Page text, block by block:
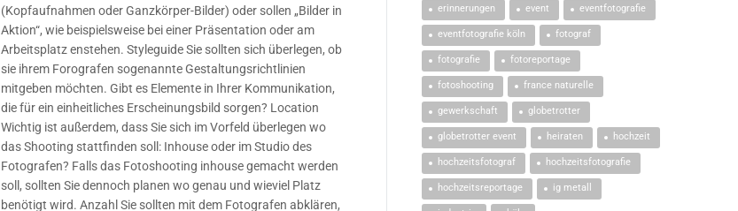
(Kopfaufnahmen oder Ganzkörper-Bilder) oder sollen „Bilder in
Aktion“, wie beispielsweise bei einer Präsentation oder am
Arbeitsplatz enstehen. Styleguide Sie sollten sich überlegen, ob
sie ihrem Forografen sogenannte Gestaltungsrichtlinien
mitgeben möchten. Gibt es Elemente in Ihrer Kommunikation,
die für ein einheitliches Erscheinungsbild sorgen? Location
Wichtig ist außerdem, dass Sie sich im Vorfeld überlegen wo
das Shooting stattfinden soll: Inhouse oder im Studio des
Fotografen? Falls das Fotoshooting inhouse gemacht werden
soll, sollten Sie dennoch planen wo genau und wieviel Platz
benötigt wird. Anzahl Sie sollten mit dem Fotografen abklären,
erinnerungen event eventfotografie
eventfotografie köln fotograf
fotografie fotoreportage
fotoshooting france naturelle
gewerkschaft globetrotter
globetrotter event heiraten hochzeit
hochzeitsfotograf hochzeitsfotografie
hochzeitsreportage ig metall